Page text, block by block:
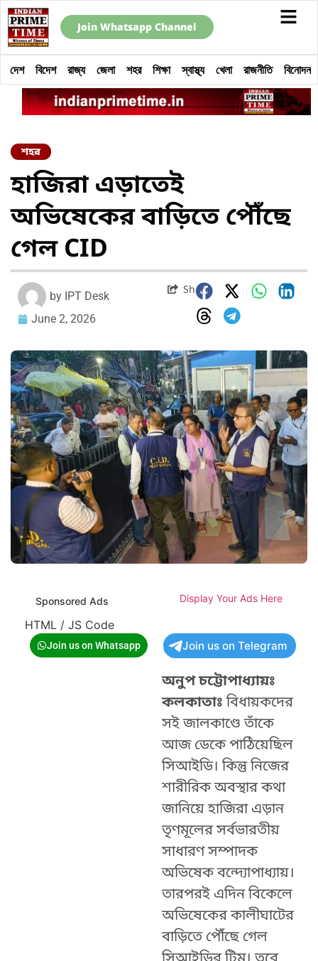
Join Whatsapp Channel
দেশ বিদেশ রাজ্য জেলা শহর শিক্ষা স্বাস্থ্য খেলা রাজনীতি বিনোদন
শহর
হাজিরা এড়াতেই
অভিষেকের বাড়িতে পৌঁছে
গেল CID
by IPT Desk
June 2, 2026
Share
Sponsored Ads Display Your Ads Here
HTML / JS Code
Join us on Whatsapp Join us on Telegram
অনুপ চট্টোপাধ্যায়ঃ
কলকাতাঃবিধায়কদের
সই জালকাণ্ডে তাঁকে
আজ ডেকে পাঠিয়েছিল
সিআইডি। কিন্তু নিজের
শারীরিক অবস্থার কথা
জানিয়ে হাজিরা এড়ান
তৃণমূলের সর্বভারতীয়
সাধারণ সম্পাদক
অভিষেক বন্দ্যোপাধ্যায়।
তারপরই এদিন বিকেলে
অভিষেকের কালীঘাটের
বাড়িতে পৌঁছে গেল